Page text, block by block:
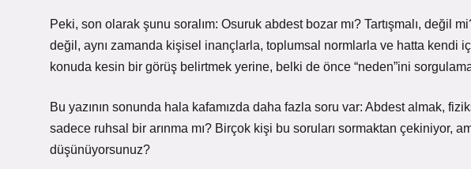
Peki, son olarak şunu soralım: Osuruk abdest bozar mı? Tartışmalı, değil
değil, aynı zamanda kişisel inançlarla, toplumsal normlarla ve hatta kendi
konuda kesin bir görüş belirtmek yerine, belki de önce “neden”ini
Bu yazının sonunda hala kafamızda daha fazla soru var: Abdest almak,
sadece ruhsal bir arınma mı? Birçok kişi bu soruları sormaktan çekiniyor,
düşünüyorsunuz?